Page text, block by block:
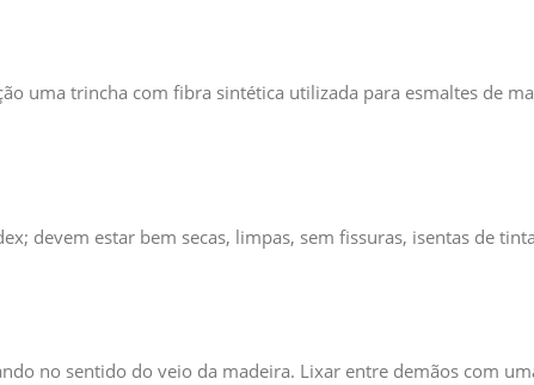
uma trincha com fibra sintética utilizada para esmaltes de
devem estar bem secas, limpas, sem fissuras, isentas de
no sentido do veio da madeira. Lixar entre demãos com